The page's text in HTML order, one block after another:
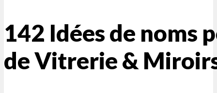
142 Idées de noms
de Vitrerie &